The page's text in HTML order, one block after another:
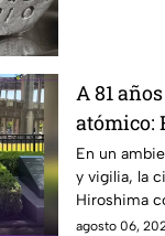
A 81
atómico:
exige a
fin de la
En un
y vigilia, la
Hiroshima
aniversario
agosto 06,